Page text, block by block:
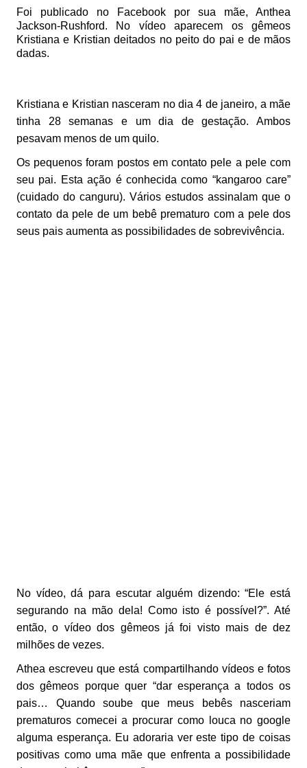
Foi publicado no Facebook por sua mãe, Anthea
Jackson-Rushford. No vídeo aparecem os gêmeos
Kristiana e Kristian deitados no peito do pai e de mãos
dadas.
Kristiana e Kristian nasceram no dia 4 de janeiro, a mãe
tinha 28 semanas e um dia de gestação. Ambos
pesavam menos de um quilo.
Os pequenos foram postos em contato pele a pele com
seu pai. Esta ação é conhecida como “kangaroo care”
(cuidado do canguru). Vários estudos assinalam que o
contato da pele de um bebê prematuro com a pele dos
seus pais aumenta as possibilidades de sobrevivência.
No vídeo, dá para escutar alguém dizendo: “Ele está
segurando na mão dela! Como isto é possível?”. Até
então, o vídeo dos gêmeos já foi visto mais de dez
milhões de vezes.
Athea escreveu que está compartilhando vídeos e fotos
dos gêmeos porque quer “dar esperança a todos os
pais… Quando soube que meus bebês nasceriam
prematuros comecei a procurar como louca no google
alguma esperança. Eu adoraria ver este tipo de coisas
positivas como uma mãe que enfrenta a possibilidade